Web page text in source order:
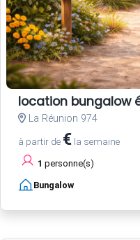
location bungalow
La Réunion 974
à partir de € la semaine
1 personne(s)
Bungalow